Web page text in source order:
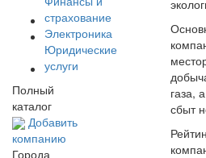
страхование
Электроника
Юридические
услуги
Полный
каталог
Добавить
компанию
Города
газа,
сбыт